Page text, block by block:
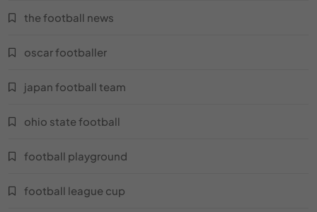
نادي قطر لكرة القدم
لاعب هالك
أحذية نايك لكرة القدم
كرة قدم سترايك
كرة قدم مصرية
كرة قدم بي بي سي سبورت
the football news
oscar footballer
japan football team
ohio state football
football playground
football league cup